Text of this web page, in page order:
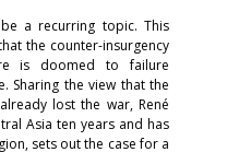
a recurring topic. This
the counter-insurgency
is doomed to failure
Sharing the view that the
lost the war, René
Asia ten years and has
sets out the case for a